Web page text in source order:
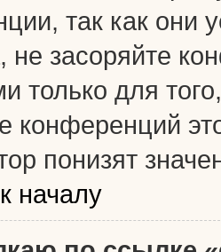
так как они
не засоряйте
только для
конференций
понизят
началу